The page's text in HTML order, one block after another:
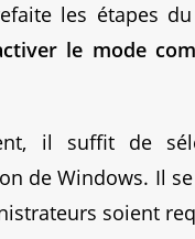
les étapes
le mode
il suffit de
de Windows. Il
soient